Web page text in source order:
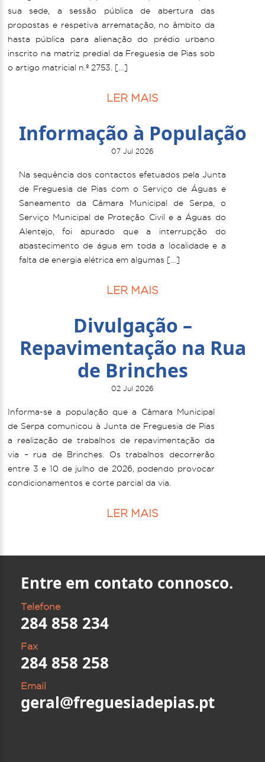
sua sede, a sessão pública de abertura das
propostas e respetiva arrematação, no âmbito da
hasta pública para alienação do prédio urbano
inscrito na matriz predial da Freguesia de Pias sob
o artigo matricial n.º 2753. […]
LER MAIS
Informação à População
07 Jul 2026
Na sequência dos contactos efetuados pela Junta
de Freguesia de Pias com o Serviço de Águas e
Saneamento da Câmara Municipal de Serpa, o
Serviço Municipal de Proteção Civil e a Águas do
Alentejo, foi apurado que a interrupção do
abastecimento de água em toda a localidade e a
falta de energia elétrica em algumas […]
LER MAIS
Divulgação –
Repavimentação na Rua
de Brinches
02 Jul 2026
Informa-se a população que a Câmara Municipal
de Serpa comunicou à Junta de Freguesia de Pias
a realização de trabalhos de repavimentação da
via – rua de Brinches. Os trabalhos decorrerão
entre 3 e 10 de julho de 2026, podendo provocar
condicionamentos e corte parcial da via.
LER MAIS
Entre em contato connosco.
Telefone
284 858 234
Fax
284 858 258
Email
geral@freguesiadepias.pt